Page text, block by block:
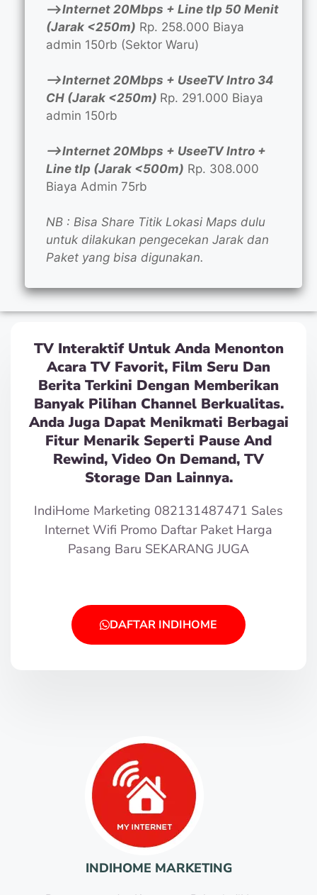
—>Internet 20Mbps + Line tlp 50 Menit
(Jarak <250m) Rp. 258.000 Biaya
admin 150rb (Sektor Waru)
—>Internet 20Mbps + UseeTV Intro 34
CH (Jarak <250m) Rp. 291.000 Biaya
admin 150rb
—>Internet 20Mbps + UseeTV Intro +
Line tlp (Jarak <500m) Rp. 308.000
Biaya Admin 75rb
NB : Bisa Share Titik Lokasi Maps dulu
untuk dilakukan pengecekan Jarak dan
Paket yang bisa digunakan.
TV Interaktif Untuk Anda Menonton
Acara TV Favorit, Film Seru Dan
Berita Terkini Dengan Memberikan
Banyak Pilihan Channel Berkualitas.
Anda Juga Dapat Menikmati Berbagai
Fitur Menarik Seperti Pause And
Rewind, Video On Demand, TV
Storage Dan Lainnya.
IndiHome Marketing 082131487471 Sales
Internet Wifi Promo Daftar Paket Harga
Pasang Baru SEKARANG JUGA
DAFTAR INDIHOME
INDIHOME MARKETING